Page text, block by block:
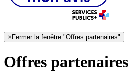
× Fermer la fenêtre "Offres partenaires"
Offres partenaires